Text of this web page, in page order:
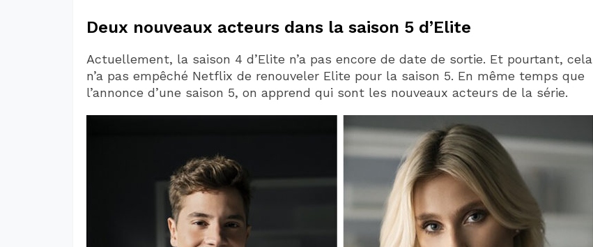
Deux nouveaux acteurs dans la saison 5 d’Elite
Actuellement, la saison 4 d’Elite n’a pas encore de date de sortie. Et pourtant, cela
n’a pas empêché Netflix de renouveler Elite pour la saison 5. En même temps que
l’annonce d’une saison 5, on apprend qui sont les nouveaux acteurs de la série.